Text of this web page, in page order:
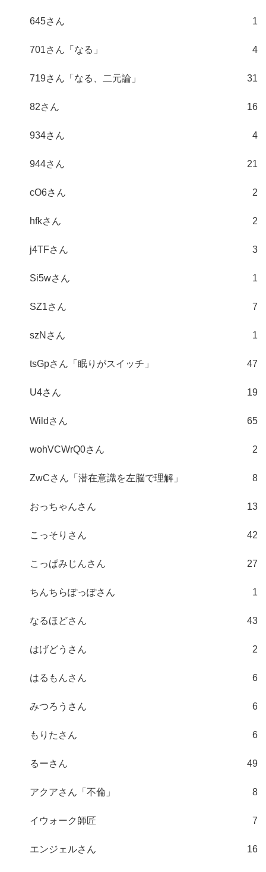
645さん 1
701さん「なる」 4
719さん「なる、二元論」 31
82さん 16
934さん 4
944さん 21
cO6さん 2
hfkさん 2
j4TFさん 3
Si5wさん 1
SZ1さん 7
szNさん 1
tsGpさん「眠りがスイッチ」 47
U4さん 19
Wildさん 65
wohVCWrQ0さん 2
ZwCさん「潜在意識を左脳で理解」 8
おっちゃんさん 13
こっそりさん 42
こっぱみじんさん 27
ちんちらぽっぽさん 1
なるほどさん 43
はげどうさん 2
はるもんさん 6
みつろうさん 6
もりたさん 6
るーさん 49
アクアさん「不倫」 8
イウォーク師匠 7
エンジェルさん 16